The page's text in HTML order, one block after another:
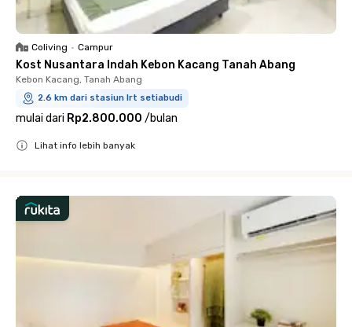
Coliving • Campur
Kost Nusantara Indah Kebon Kacang Tanah Abang
Kebon Kacang, Tanah Abang
2.6 km dari stasiun lrt setiabudi
mulai dari Rp2.800.000 /bulan
Lihat info lebih banyak